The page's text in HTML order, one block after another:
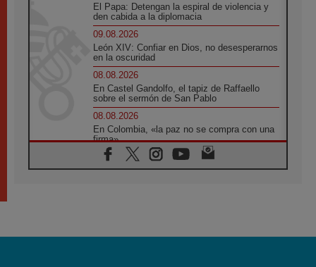
El Papa: Detengan la espiral de violencia y
den cabida a la diplomacia
09.08.2026
León XIV: Confiar en Dios, no desesperarnos
en la oscuridad
08.08.2026
En Castel Gandolfo, el tapiz de Raffaello
sobre el sermón de San Pablo
08.08.2026
En Colombia, «la paz no se compra con una
firma»
08.08.2026
En Venezuela celebraron los 416 años del
08.08.2026